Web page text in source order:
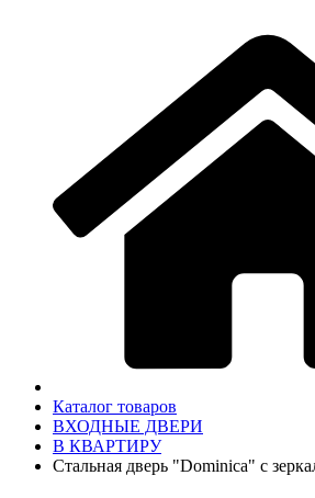
Каталог товаров
ВХОДНЫЕ ДВЕРИ
В КВАРТИРУ
Стальная дверь "Dominica" с